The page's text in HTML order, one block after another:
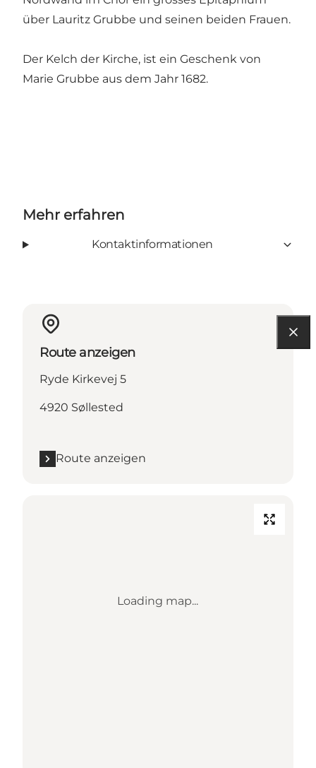
über Lauritz Grubbe und seinen beiden Frauen.
Der Kelch der Kirche, ist ein Geschenk von
Marie Grubbe aus dem Jahr 1682.
Mehr erfahren
Kontaktinformationen
Route anzeigen
Ryde Kirkevej 5
4920 Søllested
Route anzeigen
Loading map...